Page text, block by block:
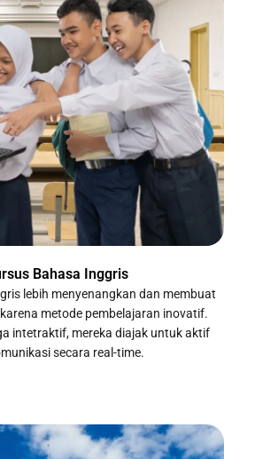
Bahasa Inggris
lebih menyenangkan dan membuat
metode pembelajaran inovatif.
intetraktif, mereka diajak untuk aktif
secara real-time.